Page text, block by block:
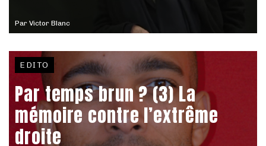
Par Victor Blanc
EDITO
Par temps brun ? (3) La
mémoire contre l’extrême
droite